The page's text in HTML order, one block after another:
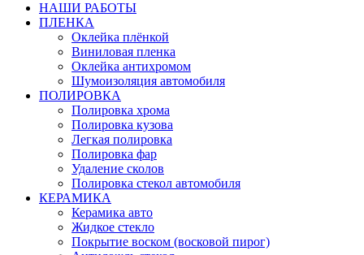
НАШИ РАБОТЫ
ПЛЕНКА
Оклейка плёнкой
Виниловая пленка
Оклейка антихромом
Шумоизоляция автомобиля
ПОЛИРОВКА
Полировка хрома
Полировка кузова
Легкая полировка
Полировка фар
Удаление сколов
Полировка стекол автомобиля
КЕРАМИКА
Керамика авто
Жидкое стекло
Покрытие воском (восковой пирог)